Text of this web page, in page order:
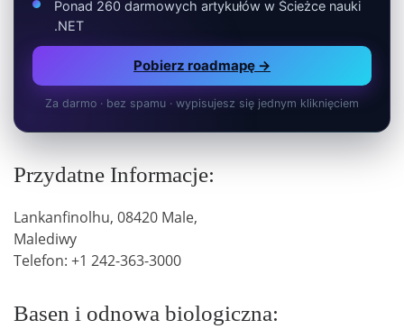
Ponad 260 darmowych artykułów w Ścieżce nauki
.NET
Pobierz roadmapę →
Za darmo · bez spamu · wypisujesz się jednym kliknięciem
Przydatne Informacje:
Lankanfinolhu, 08420 Male,
Malediwy
Telefon: +1 242-363-3000
Basen i odnowa biologiczna: